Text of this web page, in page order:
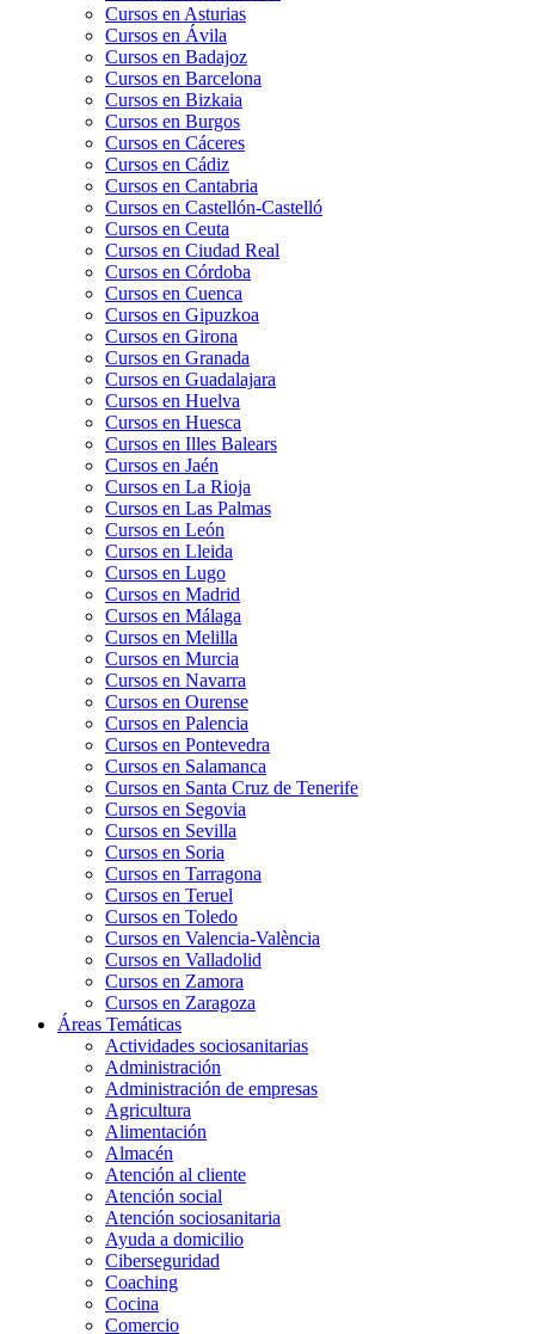
Cursos en Asturias
Cursos en Ávila
Cursos en Badajoz
Cursos en Barcelona
Cursos en Bizkaia
Cursos en Burgos
Cursos en Cáceres
Cursos en Cádiz
Cursos en Cantabria
Cursos en Castellón-Castelló
Cursos en Ceuta
Cursos en Ciudad Real
Cursos en Córdoba
Cursos en Cuenca
Cursos en Gipuzkoa
Cursos en Girona
Cursos en Granada
Cursos en Guadalajara
Cursos en Huelva
Cursos en Huesca
Cursos en Illes Balears
Cursos en Jaén
Cursos en La Rioja
Cursos en Las Palmas
Cursos en León
Cursos en Lleida
Cursos en Lugo
Cursos en Madrid
Cursos en Málaga
Cursos en Melilla
Cursos en Murcia
Cursos en Navarra
Cursos en Ourense
Cursos en Palencia
Cursos en Pontevedra
Cursos en Salamanca
Cursos en Santa Cruz de Tenerife
Cursos en Segovia
Cursos en Sevilla
Cursos en Soria
Cursos en Tarragona
Cursos en Teruel
Cursos en Toledo
Cursos en Valencia-València
Cursos en Valladolid
Cursos en Zamora
Cursos en Zaragoza
Áreas Temáticas
Actividades sociosanitarias
Administración
Administración de empresas
Agricultura
Alimentación
Almacén
Atención al cliente
Atención social
Atención sociosanitaria
Ayuda a domicilio
Ciberseguridad
Coaching
Cocina
Comercio